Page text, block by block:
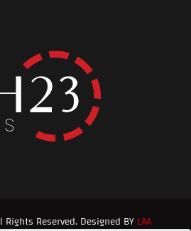
Reserved. Designed BYLAA